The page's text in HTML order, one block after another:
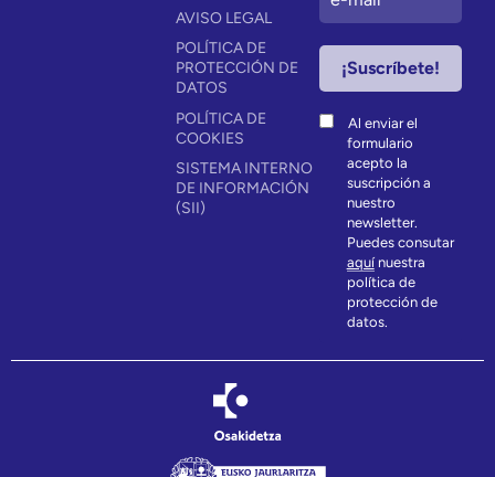
AVISO LEGAL
POLÍTICA DE
PROTECCIÓN DE
DATOS
POLÍTICA DE
COOKIES
SISTEMA INTERNO
DE INFORMACIÓN
(SII)
Al enviar el
formulario
acepto la
suscripción a
nuestro
newsletter.
Puedes consutar
aquínuestra
política de
protección de
datos.